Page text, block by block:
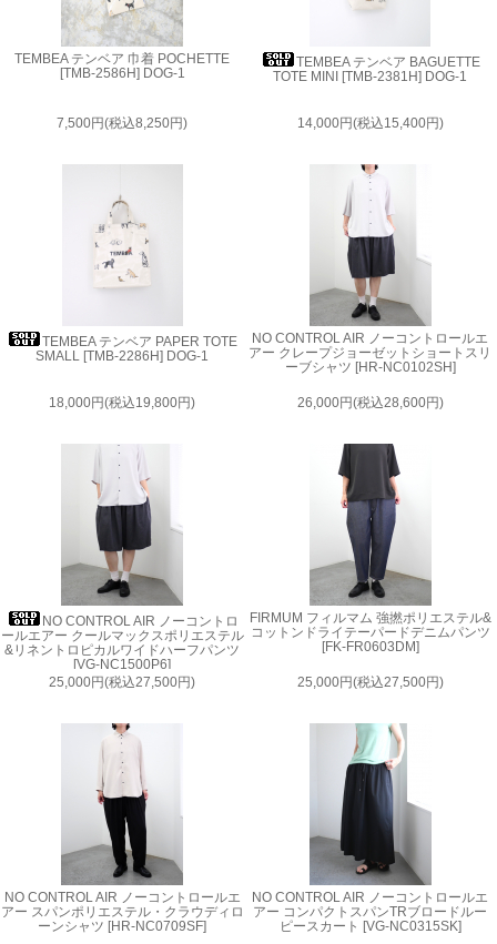
TEMBEA テンベア 巾着 POCHETTE
[TMB-2586H] DOG-1
7,500円(税込8,250円)
TEMBEA テンベア BAGUETTE
TOTE MINI [TMB-2381H] DOG-1
14,000円(税込15,400円)
TEMBEA テンベア PAPER TOTE
SMALL [TMB-2286H] DOG-1
18,000円(税込19,800円)
NO CONTROL AIR ノーコントロールエ
アー クレープジョーゼットショートスリ
ーブシャツ [HR-NC0102SH]
26,000円(税込28,600円)
NO CONTROL AIR ノーコントロ
ールエアー クールマックスポリエステル
&リネントロピカルワイドハーフパンツ
[VG-NC1500P6]
25,000円(税込27,500円)
FIRMUM フィルマム 強撚ポリエステル&
コットンドライテーパードデニムパンツ
[FK-FR0603DM]
25,000円(税込27,500円)
NO CONTROL AIR ノーコントロールエ
アー スパンポリエステル・クラウディロ
ーンシャツ [HR-NC0709SF]
NO CONTROL AIR ノーコントロールエ
アー コンパクトスパンTRブロードルー
ピースカート [VG-NC0315SK]